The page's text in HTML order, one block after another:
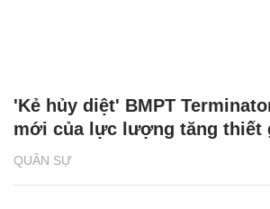
QUÂN SỰ
'Kẻ hủy diệt' BMPT
mới của lực lượng tăng thiết